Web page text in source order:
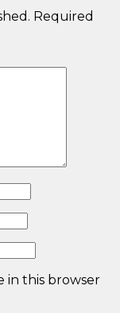
Required
in this browser